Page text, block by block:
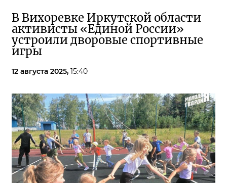
В Вихоревке Иркутской области
активисты «Единой России»
устроили дворовые спортивные
игры
12 августа 2025, 15:40